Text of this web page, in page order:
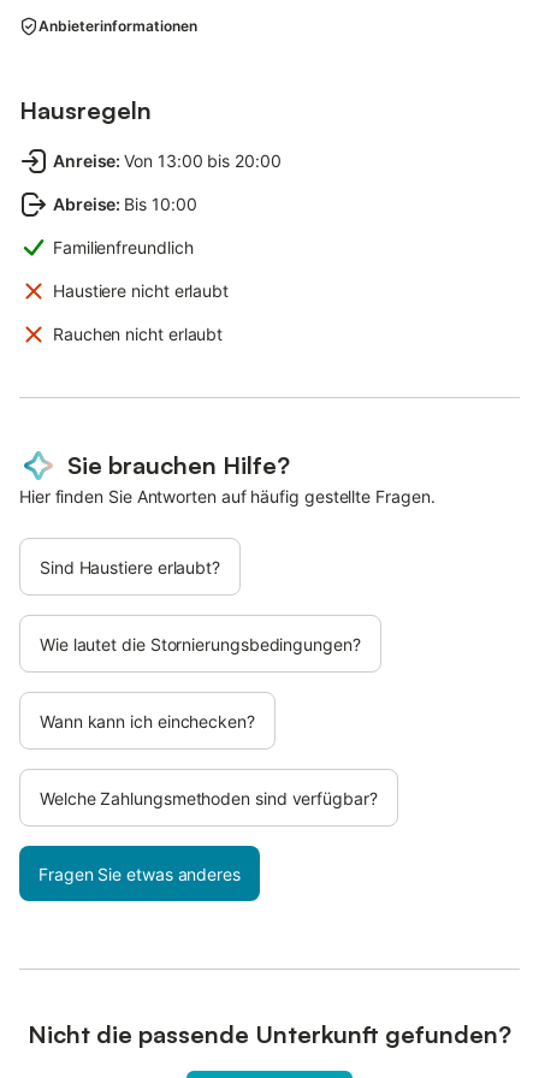
Anbieterinformationen
Hausregeln
Anreise: Von 13:00 bis 20:00
Abreise: Bis 10:00
Familienfreundlich
Haustiere nicht erlaubt
Rauchen nicht erlaubt
Sie brauchen Hilfe?
Hier finden Sie Antworten auf häufig gestellte Fragen.
Sind Haustiere erlaubt?
Wie lautet die Stornierungsbedingungen?
Wann kann ich einchecken?
Welche Zahlungsmethoden sind verfügbar?
Fragen Sie etwas anderes
Nicht die passende Unterkunft gefunden?